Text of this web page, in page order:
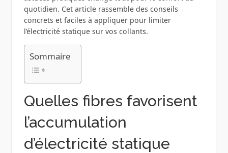
quotidien. Cet article rassemble des conseils
concrets et faciles à appliquer pour limiter
l’électricité statique sur vos collants.
Sommaire
Quelles fibres favorisent
l’accumulation
d’électricité statique